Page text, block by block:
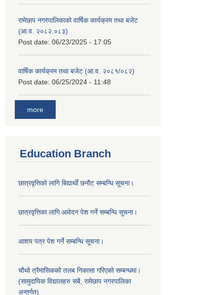
रामेछाप नगरपालिकाको वार्षिक कार्यक्रम तथा बजेट
(आ.व. २०८२.०८३)
Post date: 06/23/2025 - 17:05
वार्षिक कार्यक्रम तथा बजेट (आ.व. २०८१/०८२)
Post date: 06/25/2024 - 11:48
more
Education Branch
छात्रवृत्तिको लागि बिद्यार्थी छनौट सम्बन्धि सूचना।
छात्रवृत्तिका लागि आवेदन पेश गर्ने सम्बन्धि सूचना।
आशय पत्र पेश गर्ने सम्बन्धि सूचना।
चौथो त्रैमासिकको तलब निकासा गरिएको सम्बन्धमा।
(सामुदायिक विद्यालहरु सबै, रामेछाप नगरपालिका
अन्तर्गत)